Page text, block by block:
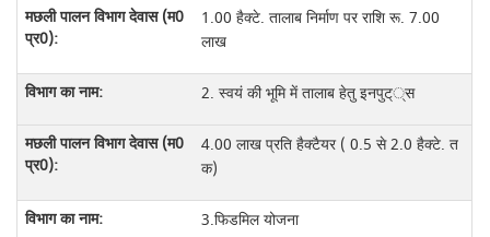
1.00 हैक्टे. तालाब निर्माण पर राशि रू. 7.00
लाख
2. स्वयं की भूमि में तालाब हेतु इनपुट््स
4.00 लाख प्रति हैक्टैयर ( 0.5 से 2.0 हैक्टे. त
क)
3.फिडमिल योजना